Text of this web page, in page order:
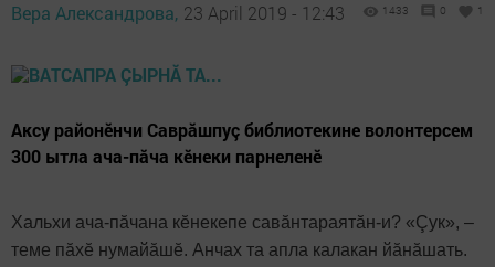
Вера Александрова, 23 April 2019 - 12:43 1433 0 1
Аксу районӗнчи Саврăшпуç библиотекине волонтерсем
300 ытла ача-пăча кӗнеки парнеленӗ
Хальхи ача-пăчана кӗнекепе савăнтараятăн-и? «Çук», –
теме пăхӗ нумайăшӗ. Анчах та апла калакан йăнăшать.